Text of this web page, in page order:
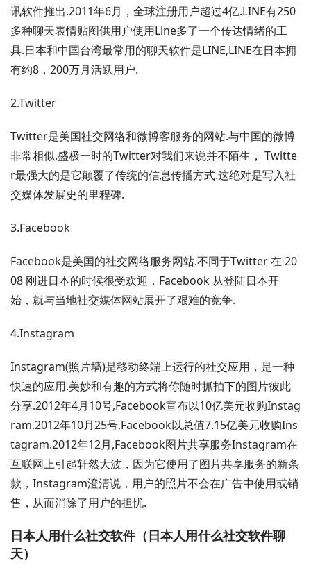
讯软件推出.2011年6月，全球注册用户超过4亿.LINE有250
多种聊天表情贴图供用户使用Line多了一个传达情绪的工
具.日本和中国台湾最常用的聊天软件是LINE,LINE在日本拥
有约8，200万月活跃用户.
2.Twitter
Twitter是美国社交网络和微博客服务的网站.与中国的微博
非常相似.盛极一时的Twitter对我们来说并不陌生， Twitte
r最强大的是它颠覆了传统的信息传播方式.这绝对是写入社
交媒体发展史的里程碑.
3.Facebook
Facebook是美国的社交网络服务网站.不同于Twitter 在 20
08 刚进日本的时候很受欢迎，Facebook 从登陆日本开
始，就与当地社交媒体网站展开了艰难的竞争.
4.Instagram
Instagram(照片墙)是移动终端上运行的社交应用，是一种
快速的应用.美妙和有趣的方式将你随时抓拍下的图片彼此
分享.2012年4月10号,Facebook宣布以10亿美元收购Instag
ram.2012年10月25号,Facebook以总值7.15亿美元收购Ins
tagram.2012年12月,Facebook图片共享服务Instagram在
互联网上引起轩然大波，因为它使用了图片共享服务的新条
款，Instagram澄清说，用户的照片不会在广告中使用或销
售，从而消除了用户的担忧.
日本人用什么社交软件（日本人用什么社交软件聊
天）